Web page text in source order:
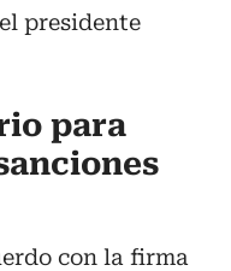
presidente
para
con la firma